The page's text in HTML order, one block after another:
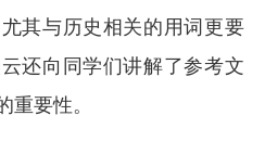
其与历史相关的用词更要
还向同学们讲解了参考文
重要性。